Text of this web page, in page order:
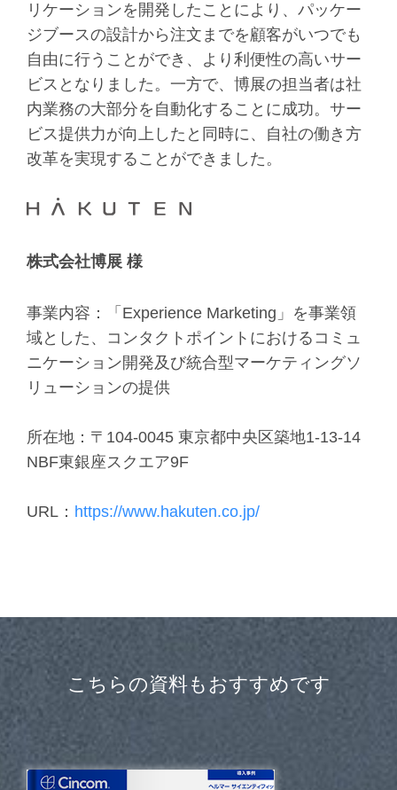
リケーションを開発したことにより、パッケー
ジブースの設計から注文までを顧客がいつでも
自由に行うことができ、より利便性の高いサー
ビスとなりました。一方で、博展の担当者は社
内業務の大部分を自動化することに成功。サー
ビス提供力が向上したと同時に、自社の働き方
改革を実現することができました。
株式会社博展 様
事業内容：「Experience Marketing」を事業領
域とした、コンタクトポイントにおけるコミュ
ニケーション開発及び統合型マーケティングソ
リューションの提供
所在地：〒104-0045 東京都中央区築地1-13-14
NBF東銀座スクエア9F
URL： https://www.hakuten.co.jp/
こちらの資料もおすすめです